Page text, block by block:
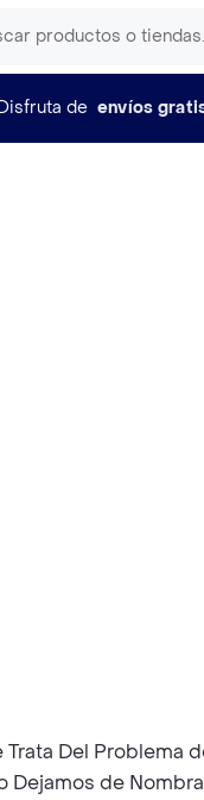
de envíos
Del
Dejamos de